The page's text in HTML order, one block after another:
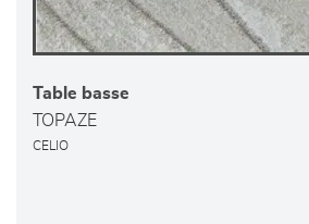
Table basse
TOPAZE
CELIO